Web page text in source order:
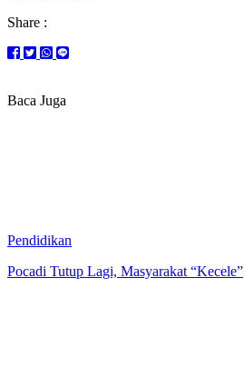
Share :
Baca Juga
Pendidikan
Pocadi Tutup Lagi, Masyarakat “Kecele”